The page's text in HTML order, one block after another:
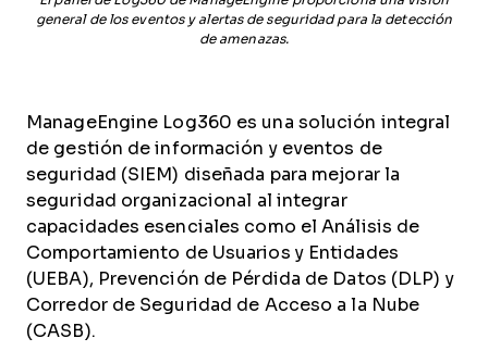
general de los eventos y alertas de seguridad para la detección
de amenazas.
ManageEngine Log360 es una solución integral
de gestión de información y eventos de
seguridad (SIEM) diseñada para mejorar la
seguridad organizacional al integrar
capacidades esenciales como el Análisis de
Comportamiento de Usuarios y Entidades
(UEBA), Prevención de Pérdida de Datos (DLP) y
Corredor de Seguridad de Acceso a la Nube
(CASB).